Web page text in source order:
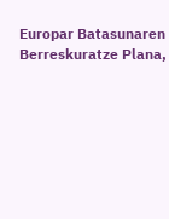
Europar
Berreskuratze